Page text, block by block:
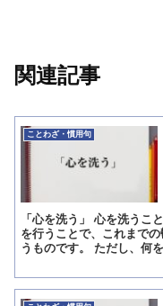
関連記事
ことわざ・慣用句
「心を洗う」 心を洗うこ
を行うことで、これまで
うものです。 ただし、何